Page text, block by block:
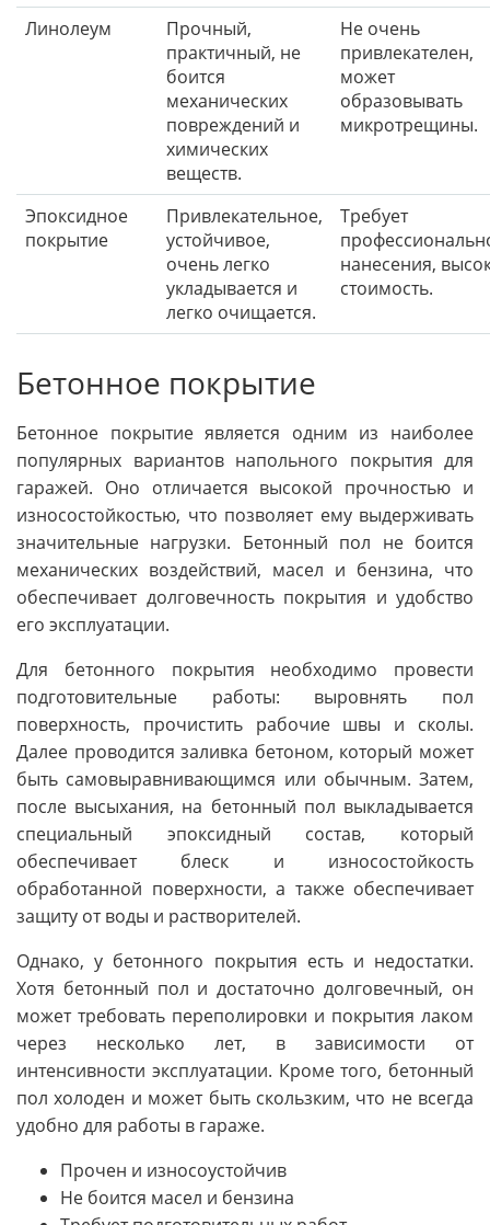
Линолеум
Прочный,
практичный, не
боится
механических
повреждений и
химических
веществ.
Не очень
привлекателен,
может
образовывать
микротрещины.
Эпоксидное
покрытие
Привлекательное,
устойчивое,
очень легко
укладывается и
легко очищается.
Требует
нанесения,
стоимость.
Бетонное покрытие
Бетонное покрытие является одним из наиболее
популярных вариантов напольного покрытия для
гаражей. Оно отличается высокой прочностью и
износостойкостью, что позволяет ему выдерживать
значительные нагрузки. Бетонный пол не боится
механических воздействий, масел и бензина, что
обеспечивает долговечность покрытия и удобство
его эксплуатации.
Для бетонного покрытия необходимо провести
подготовительные работы: выровнять пол
поверхность, прочистить рабочие швы и сколы.
Далее проводится заливка бетоном, который может
быть самовыравнивающимся или обычным. Затем,
после высыхания, на бетонный пол выкладывается
специальный эпоксидный состав, который
обеспечивает блеск и износостойкость
обработанной поверхности, а также обеспечивает
защиту от воды и растворителей.
Однако, у бетонного покрытия есть и недостатки.
Хотя бетонный пол и достаточно долговечный, он
может требовать переполировки и покрытия лаком
через несколько лет, в зависимости от
интенсивности эксплуатации. Кроме того, бетонный
пол холоден и может быть скользким, что не всегда
удобно для работы в гараже.
Прочен и износоустойчив
Не боится масел и бензина